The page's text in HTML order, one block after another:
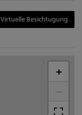
Virtuelle Besichtugung
+
−